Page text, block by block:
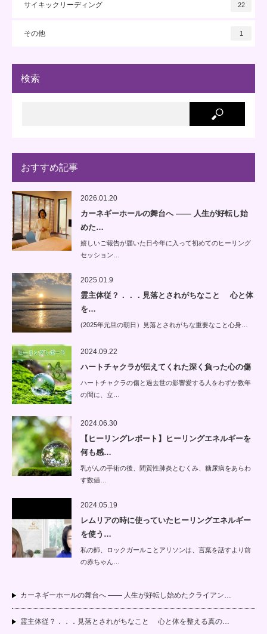
サイキックリーディング 22
その他 1
検索
おすすめ記事
2026.01.20
カーネギーホールの舞台へ —— 人生が好転し始
めた…
嬉しいご報告が届いた日今年に入って初めてのヒーリング
セッション…
2025.01.9
霊主体従？．．．見落とされがちなこと 心と体
を…
(2025年元旦の朝日）見落とされがちな重要なこと心身…
2024.09.22
ハートチャクラが伝えてくれた深く負った心の傷
ハートチャクラの傷と過去世の影響愛する人をわずか数年
の間に、立…
2024.06.30
【ヒーリングレポート】ヒーリングエネルギーを
何も感…
乳がんの手術の後、間質性肺炎とむくみ、糖尿病をあらわ
す数値…
2024.05.19
レムリアの時に使っていたヒーリングエネルギー
を使う…
私の師、ロックガールことアリソンは、言葉を話すより前
の赤ちゃん…
カーネギーホールの舞台へ —— 人生が好転し始めたクライアン…
霊主体従？．．．見落とされがちなこと 心と体を整える真の…